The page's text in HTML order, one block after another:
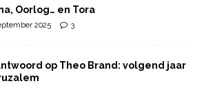
Oorlog… en Tora
2025 3
op Theo Brand: volgend jaar